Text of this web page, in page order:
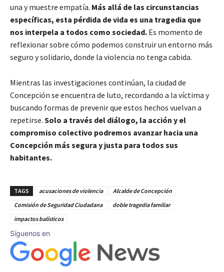
una y muestre empatía. Más allá de las circunstancias
específicas, esta pérdida de vida es una tragedia que
nos interpela a todos como sociedad. Es momento de
reflexionar sobre cómo podemos construir un entorno más
seguro y solidario, donde la violencia no tenga cabida.
Mientras las investigaciones continúan, la ciudad de
Concepción se encuentra de luto, recordando a la víctima y
buscando formas de prevenir que estos hechos vuelvan a
repetirse. Solo a través del diálogo, la acción y el
compromiso colectivo podremos avanzar hacia una
Concepción más segura y justa para todos sus
habitantes.
TAGS acusaciones de violencia
Alcalde de Concepción
Comisión de Seguridad Ciudadana
doble tragedia familiar
impactos balísticos
Síguenos en